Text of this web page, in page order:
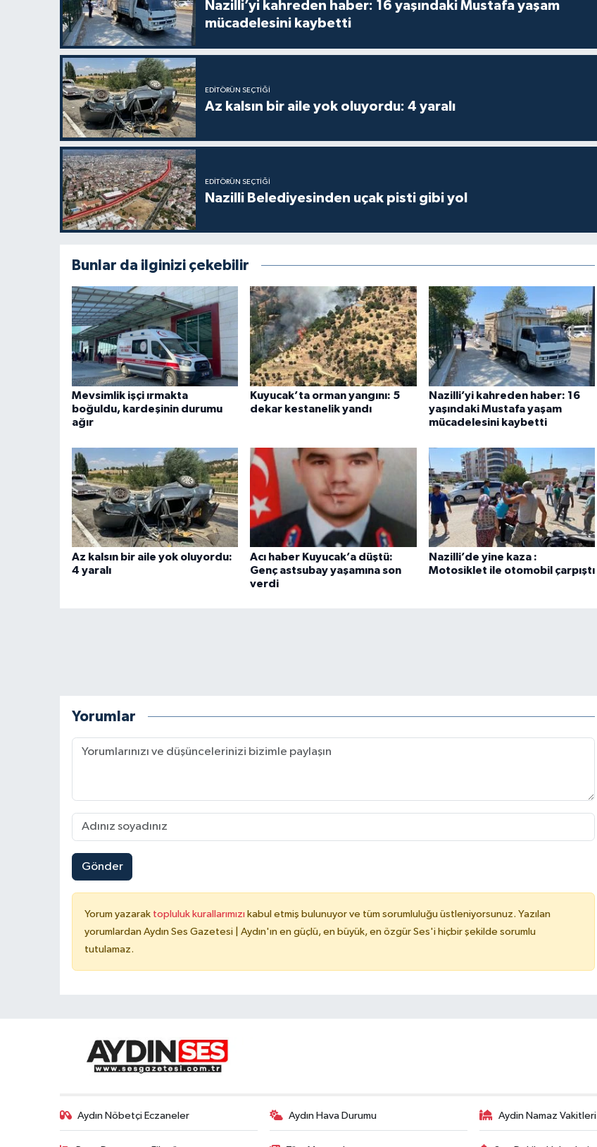
Nazilli’yi kahreden haber: 16 yaşındaki Mustafa yaşam
mücadelesini kaybetti
EDITÖRÜN SEÇTIĞI
Az kalsın bir aile yok oluyordu: 4 yaralı
EDITÖRÜN SEÇTIĞI
Nazilli Belediyesinden uçak pisti gibi yol
Bunlar da ilginizi çekebilir
Mevsimlik işçi ırmakta
boğuldu, kardeşinin durumu
ağır
Kuyucak’ta orman yangını: 5
dekar kestanelik yandı
Nazilli’yi kahreden haber: 16
yaşındaki Mustafa yaşam
mücadelesini kaybetti
Az kalsın bir aile yok oluyordu:
4 yaralı
Acı haber Kuyucak’a düştü:
Genç astsubay yaşamına son
verdi
Nazilli’de yine kaza :
Motosiklet ile otomobil çarpıştı
Yorumlar
Gönder
Yorum yazarak topluluk kurallarımızı kabul etmiş bulunuyor ve tüm sorumluluğu üstleniyorsunuz. Yazılan
yorumlardan Aydın Ses Gazetesi | Aydın'ın en güçlü, en büyük, en özgür Ses'i hiçbir şekilde sorumlu
tutulamaz.
Aydın Nöbetçi Eczaneler Aydın Hava Durumu Aydin Namaz Vakitleri